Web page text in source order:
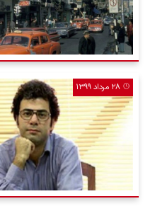
۲۸ مرداد ۱۳۹۹